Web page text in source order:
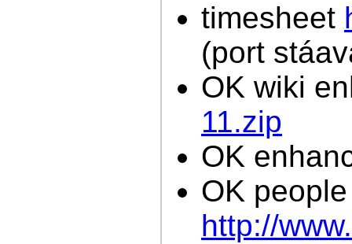
timesheet
(port
OK wiki
11.zip
OK
OK
http://